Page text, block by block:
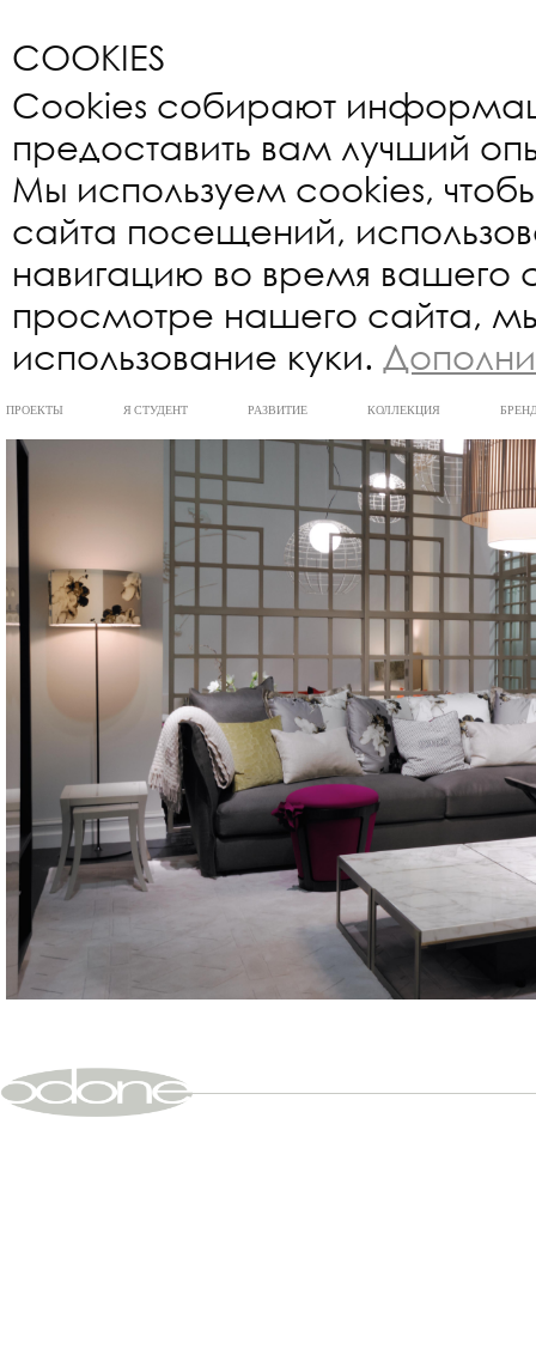
COOKIES
Cookies собирают
предоставить вам лучший
Мы используем cookies,
сайта посещений,
навигацию во время
просмотре нашего сайта,
использование куки.
ПРОЕКТЫ Я СТУДЕНТ РАЗВИТИЕ КОЛЛЕКЦИЯ